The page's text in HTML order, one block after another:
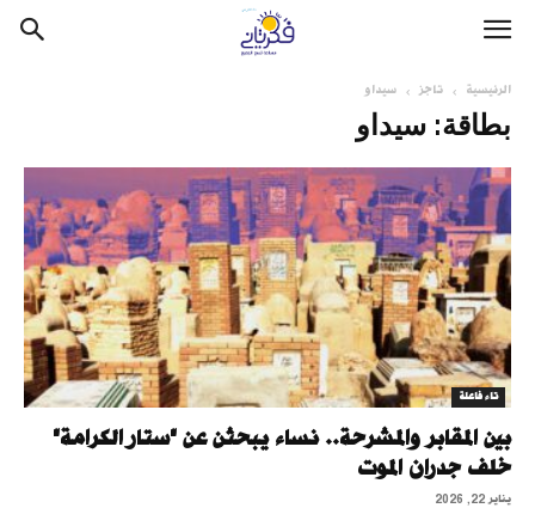
الرئيسية تاجز سيداو
بطاقة: سيداو
تاء فاعلة
بين المقابر والمشرحة.. نساء يبحثن عن "ستار الكرامة"
خلف جدران الموت
يناير 22, 2026